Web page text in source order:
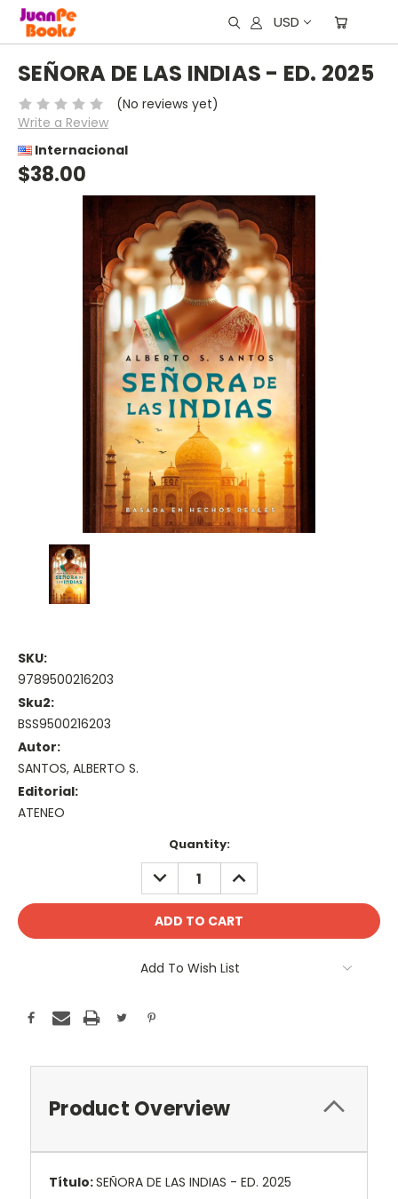
USD
SEÑORA DE LAS INDIAS - ED. 2025
(No reviews yet)
Write a Review
Internacional
$38.00
SKU:
9789500216203
Sku2:
BSS9500216203
Autor:
SANTOS, ALBERTO S.
Editorial:
ATENEO
Quantity:
DECREASE
QUANTITY:
INCREASE
QUANTITY:
Add To Wish List
Product Overview
Título:SEÑORA DE LAS INDIAS - ED. 2025